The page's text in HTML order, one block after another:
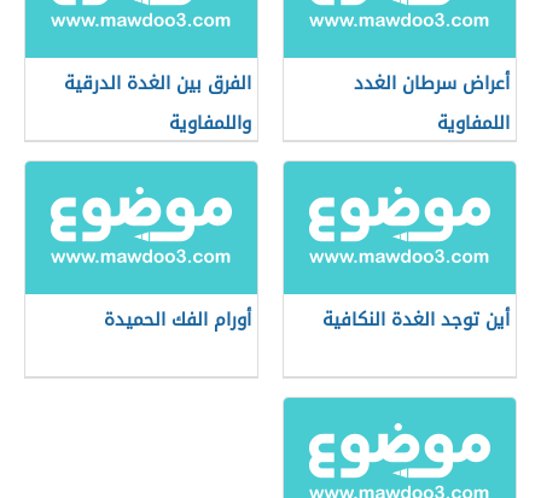
أعراض سرطان الغدد
اللمفاوية
الفرق بين الغدة الدرقية
واللمفاوية
أين توجد الغدة النكافية أورام الفك الحميدة